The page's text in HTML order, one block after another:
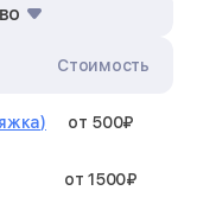
Стоимость
от 500₽
от 1500₽